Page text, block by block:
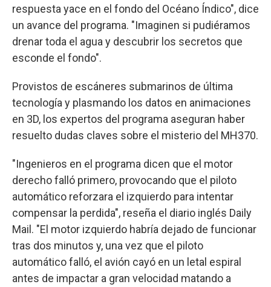
respuesta yace en el fondo del Océano Índico", dice
un avance del programa. "Imaginen si pudiéramos
drenar toda el agua y descubrir los secretos que
esconde el fondo".
Provistos de escáneres submarinos de última
tecnología y plasmando los datos en animaciones
en 3D, los expertos del programa aseguran haber
resuelto dudas claves sobre el misterio del MH370.
"Ingenieros en el programa dicen que el motor
derecho falló primero, provocando que el piloto
automático reforzara el izquierdo para intentar
compensar la perdida", reseña el diario inglés Daily
Mail. "El motor izquierdo habría dejado de funcionar
tras dos minutos y, una vez que el piloto
automático falló, el avión cayó en un letal espiral
antes de impactar a gran velocidad matando a